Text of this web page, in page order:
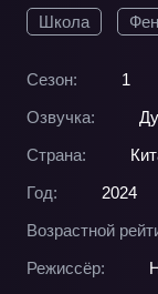
Школа
Сезон: 1
Озвучка:
Страна:
Год:
2024
Возрастной
Режиссёр: